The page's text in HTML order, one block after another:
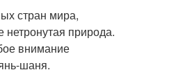
стран мира,
природа.
внимание
шаня.